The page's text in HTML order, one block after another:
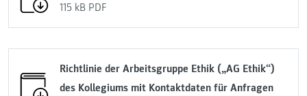
115 kB PDF
Richtlinie der Arbeitsgruppe Ethik („AG Ethik“)
des Kollegiums mit Kontaktdaten für Anfragen